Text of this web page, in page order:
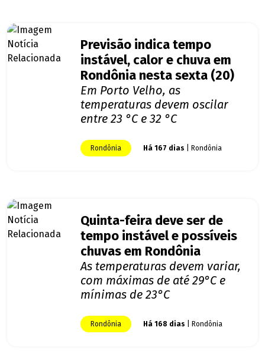
Previsão indica tempo
instável, calor e chuva em
Rondônia nesta sexta (20)
Em Porto Velho, as
temperaturas devem oscilar
entre 23 °C e 32 °C
Rondônia Há 167 dias | Rondônia
Quinta-feira deve ser de
tempo instável e possíveis
chuvas em Rondônia
As temperaturas devem variar,
com máximas de até 29°C e
mínimas de 23°C
Rondônia Há 168 dias | Rondônia